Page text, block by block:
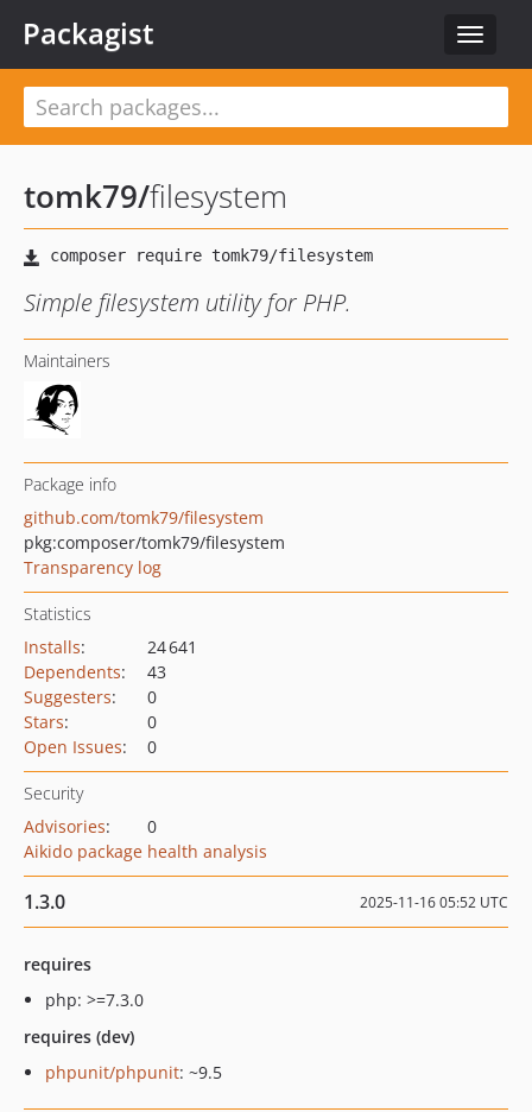
Toggle
Packagist
tomk79/filesystem
Simple filesystem utility for PHP.
Maintainers
Package info
github.com/tomk79/filesystem
pkg:composer/tomk79/filesystem
Transparency log
Statistics
Installs:
24 641
Dependents:
43
Suggesters:
0
Stars:
0
Open Issues: 0
Security
Advisories:
0
Aikido package health analysis
1.3.0 2025-11-16 05:52 UTC
requires
php: >=7.3.0
requires (dev)
phpunit/phpunit: ~9.5